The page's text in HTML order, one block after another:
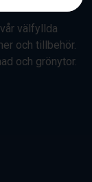
välfyllda
och tillbehör.
och grönytor.